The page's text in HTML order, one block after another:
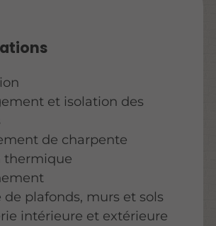
et isolation des
de charpente
thermique
de plafonds, murs et sols
intérieure et extérieure